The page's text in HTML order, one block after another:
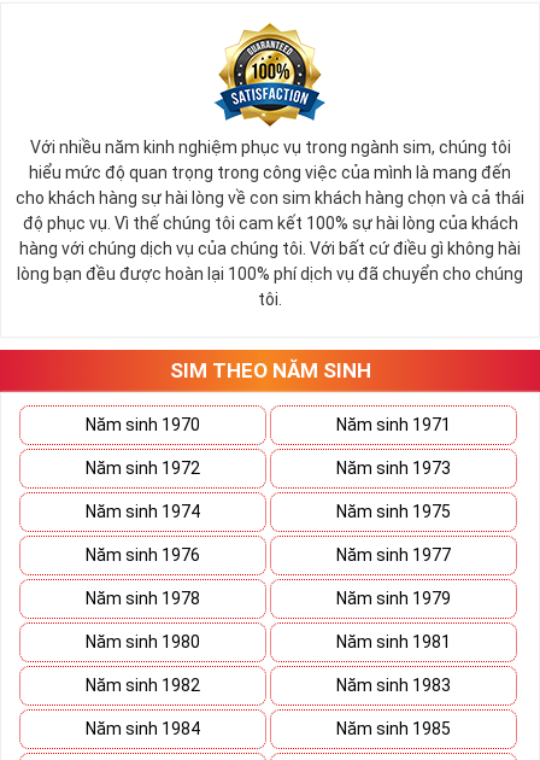
Với nhiều năm kinh nghiệm phục vụ trong ngành sim, chúng tôi
hiểu mức độ quan trọng trong công việc của mình là mang đến
cho khách hàng sự hài lòng về con sim khách hàng chọn và cả thái
độ phục vụ. Vì thế chúng tôi cam kết 100% sự hài lòng của khách
hàng với chúng dịch vụ của chúng tôi. Với bất cứ điều gì không hài
lòng bạn đều được hoàn lại 100% phí dịch vụ đã chuyển cho chúng
tôi.
SIM THEO NĂM SINH
Năm sinh 1970 Năm sinh 1971
Năm sinh 1972 Năm sinh 1973
Năm sinh 1974 Năm sinh 1975
Năm sinh 1976 Năm sinh 1977
Năm sinh 1978 Năm sinh 1979
Năm sinh 1980 Năm sinh 1981
Năm sinh 1982 Năm sinh 1983
Năm sinh 1984 Năm sinh 1985